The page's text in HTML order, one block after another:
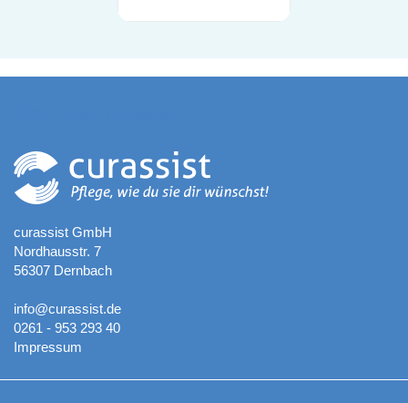
curassist GmbH
Nordhausstr. 7
56307 Dernbach
info@curassist.de
0261 - 953 293 40
Impressum